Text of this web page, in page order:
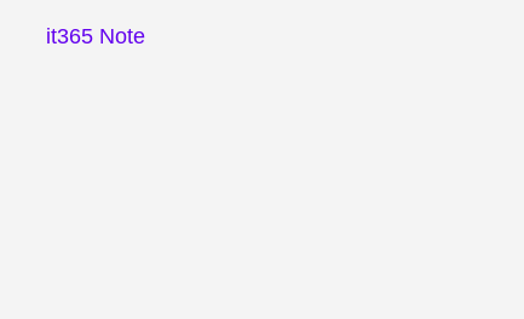
it365 Note